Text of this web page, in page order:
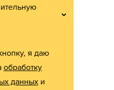
я даю
обработку
данныхи